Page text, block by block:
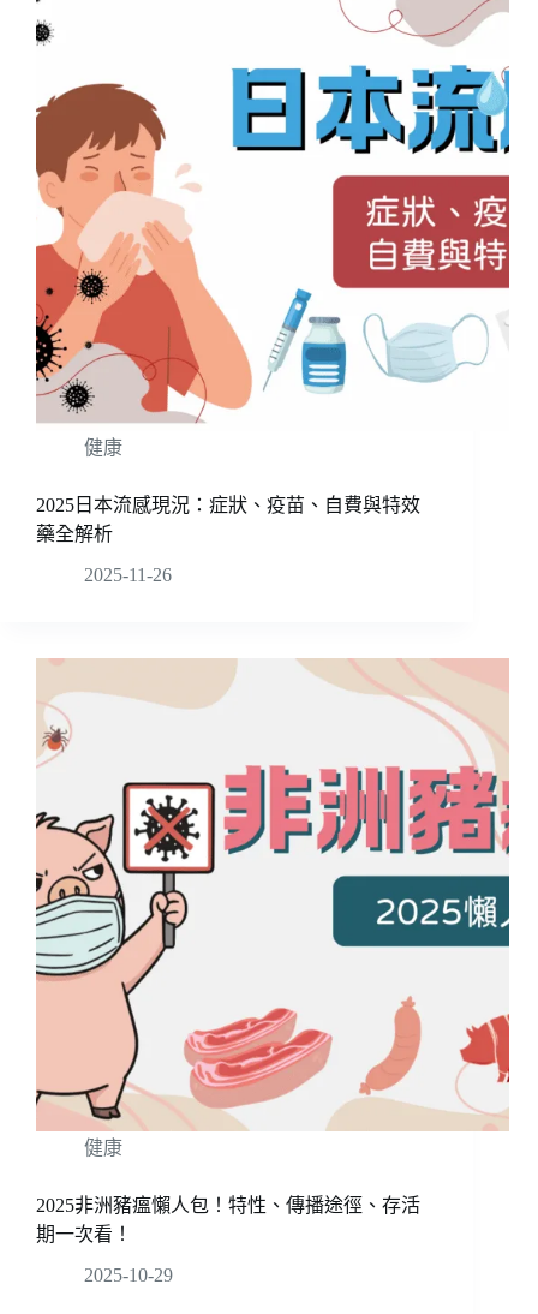
健康
2025日本流感現況：症狀、疫苗、自費與特效
藥全解析
2025-11-26
健康
2025非洲豬瘟懶人包！特性、傳播途徑、存活
期一次看！
2025-10-29